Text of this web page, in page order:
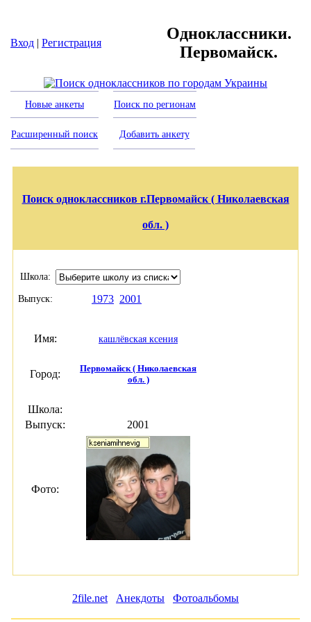
Вход | Регистрация
Одноклассники.
Первомайск.
Новые анкеты Поиск по регионам
Расширенный поиск Добавить анкету
Поиск одноклассников г.Первомайск ( Николаевская
обл. )
Школа:
Выпуск: 1973 2001
Имя: кашлёвская ксения
Город:
Первомайск ( Николаевская
обл. )
Школа:
Выпуск:
2001
Фото:
2file.net Анекдоты Фотоальбомы